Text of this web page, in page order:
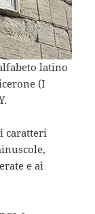
latino
(I
caratteri
e ai